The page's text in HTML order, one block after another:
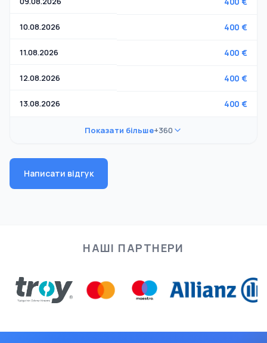
10.08.2026 400 €
11.08.2026 400 €
12.08.2026 400 €
13.08.2026 400 €
Показати більше+360
Написати відгук
НАШІ ПАРТНЕРИ